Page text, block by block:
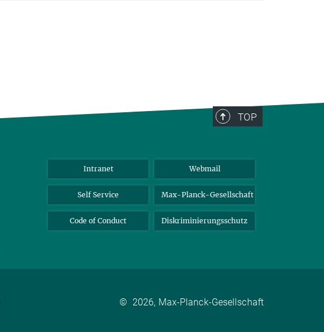
TOP
Intranet Webmail
Self Service Max-Planck-Gesellschaft
Code of Conduct Diskriminierungsschutz
© 2026, Max-Planck-Gesellschaft